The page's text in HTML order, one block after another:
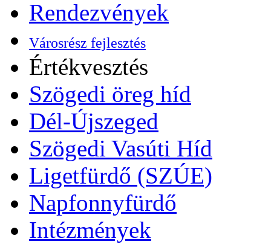
Rendezvények
Városrész fejlesztés
Értékvesztés
Szögedi öreg híd
Dél-Újszeged
Szögedi Vasúti Híd
Ligetfürdő (SZÚE)
Napfonnyfürdő
Intézmények